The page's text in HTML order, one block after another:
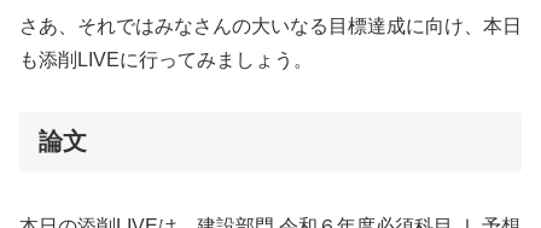
さあ、それではみなさんの大いなる目標達成に向け、本日
も添削LIVEに行ってみましょう。
論文